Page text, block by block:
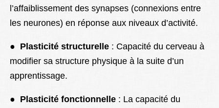
l’affaiblissement des synapses (connexions entre
les neurones) en réponse aux niveaux d’activité.
● Plasticité structurelle : Capacité du cerveau à
modifier sa structure physique à la suite d’un
apprentissage.
● Plasticité fonctionnelle : La capacité du